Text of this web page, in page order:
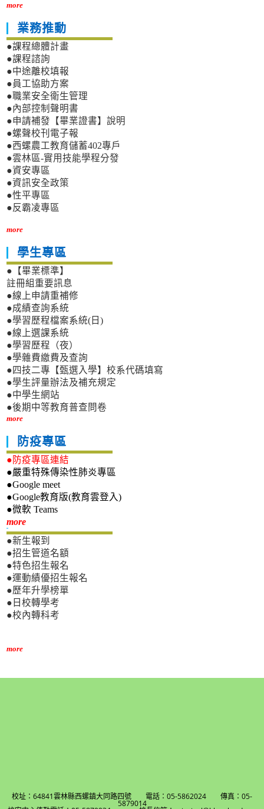
more
業務推動
●課程總體計畫
●課程諮詢
●中途離校填報
●員工協助方案
●職業安全衛生管理
●內部控制聲明書
●申請補發【畢業證書】說明
●螺聲校刊電子報
●西螺農工教育儲蓄402專戶
●雲林區-實用技能學程分發
●資安專區
●資訊安全政策
●性平專區
●反霸凌專區
more
學生專區
●【畢業標準】
註冊組重要訊息
●線上申請重補修
●成績查詢系統
●學習歷程檔案系統(日)
●線上選課系統
●學習歷程（夜）
●學雜費繳費及查詢
●四技二專【甄選入學】校系代碼填寫
●學生評量辦法及補充規定
●中學生網站
●後期中等教育普查問卷
more
防疫專區
●防疫專區連結
●嚴重特殊傳染性肺炎專區
●Google meet
●Google教育版(教育雲登入)
●微軟 Teams
more新生專區
●新生報到
●招生管道名額
●特色招生報名
●運動績優招生報名
●歷年升學榜單
●日校轉學考
●校內轉科考
more
校址：64841雲林縣西螺鎮大同路四號 電話：05-5862024 傳真：05-
5879014